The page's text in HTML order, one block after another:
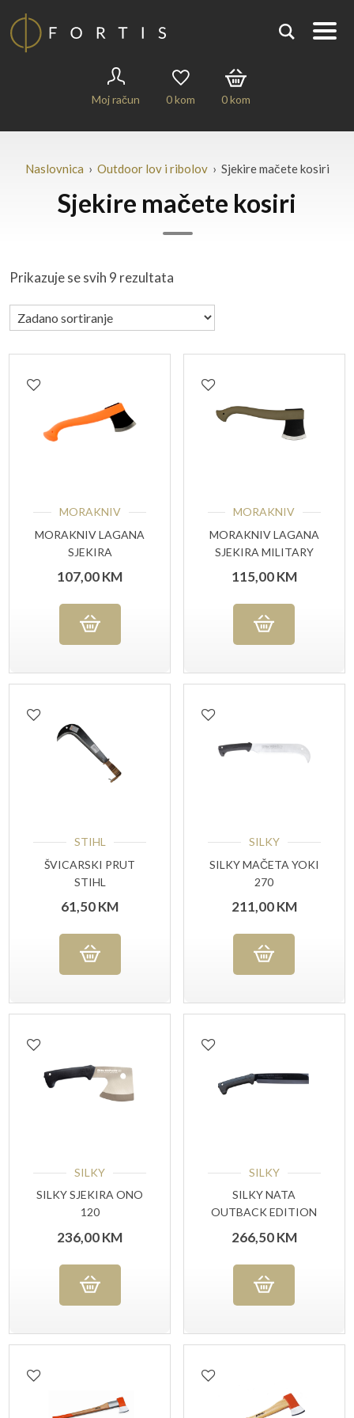
Moj račun 0kom 0kom
Naslovnica › Outdoor lov i ribolov› Sjekire mačete kosiri
Sjekire mačete kosiri
Prikazuje se svih 9 rezultata
MORAKNIV
MORAKNIV LAGANA
SJEKIRA
NARANČASTA 500 G
107,00KM
MORAKNIV
MORAKNIV LAGANA
SJEKIRA MILITARY
GREEN 500 G
115,00KM
STIHL
ŠVICARSKI PRUT
STIHL
61,50KM
SILKY
SILKY MAČETA YOKI
270
211,00KM
SILKY
SILKY SJEKIRA ONO
120
236,00KM
SILKY
SILKY NATA
OUTBACK EDITION
266,50KM